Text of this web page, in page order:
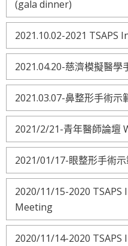
(gala dinner)
2021.10.02-2021
2021.04.20-慈濟模擬醫學
2021.03.07-鼻整形手術示
2021/2/21-青年醫師論壇
2021/01/17-眼整形手術
2020/11/15-2020
Meeting
2020/11/14-2020